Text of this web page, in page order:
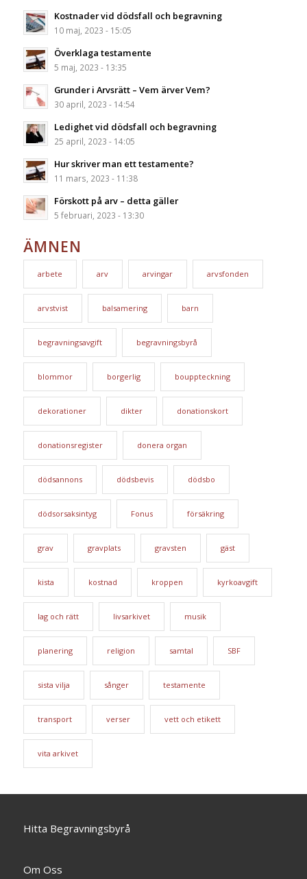
Kostnader vid dödsfall och begravning
10 maj, 2023 - 15:05
Överklaga testamente
5 maj, 2023 - 13:35
Grunder i Arvsrätt – Vem ärver Vem?
30 april, 2023 - 14:54
Ledighet vid dödsfall och begravning
25 april, 2023 - 14:05
Hur skriver man ett testamente?
11 mars, 2023 - 11:38
Förskott på arv – detta gäller
5 februari, 2023 - 13:30
ÄMNEN
arbete arv arvingar arvsfonden
arvstvist balsamering barn
begravningsavgift begravningsbyrå
blommor borgerlig bouppteckning
dekorationer dikter donationskort
donationsregister donera organ
dödsannons dödsbevis dödsbo
dödsorsaksintyg Fonus försäkring
grav gravplats gravsten gäst
kista kostnad kroppen kyrkoavgift
lag och rätt livsarkivet musik
planering religion samtal SBF
sista vilja sånger testamente
transport verser vett och etikett
vita arkivet
Hitta Begravningsbyrå
Om Oss